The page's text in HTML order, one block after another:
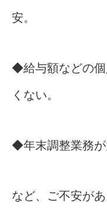
安。
◆給与額などの個
くない。
◆年末調整業務が
など、ご不安が